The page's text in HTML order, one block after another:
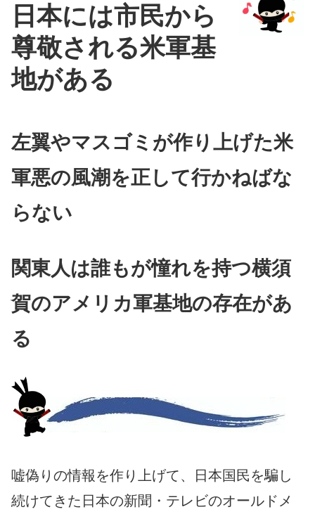
日本には市民から
尊敬される米軍基
地がある
左翼やマスゴミが作り上げた米
軍悪の風潮を正して行かねばな
らない
関東人は誰もが憧れを持つ横須
賀のアメリカ軍基地の存在があ
る
嘘偽りの情報を作り上げて、日本国民を騙し
続けてきた日本の新聞・テレビのオールドメ